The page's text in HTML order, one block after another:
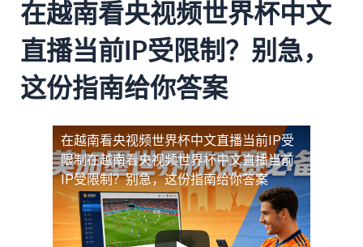
在越南看央视频世界杯中文
直播当前IP受限制？别急，
这份指南给你答案
在越南看央视频世界杯中文直播当前IP受
限制在越南看央视频世界杯中文直播当前
IP受限制？别急，这份指南给你答案